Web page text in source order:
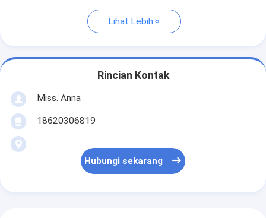
Lihat Lebih
Rincian Kontak
Miss. Anna
18620306819
Hubungi sekarang